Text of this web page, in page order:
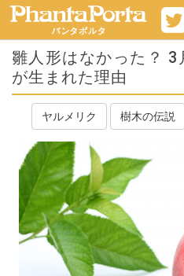
雛人形はなかった？ 3
が生まれた理由
ヤルメリク 樹木の伝説